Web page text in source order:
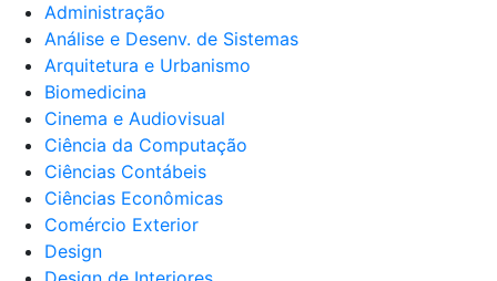
Administração
Análise e Desenv. de Sistemas
Arquitetura e Urbanismo
Biomedicina
Cinema e Audiovisual
Ciência da Computação
Ciências Contábeis
Ciências Econômicas
Comércio Exterior
Design